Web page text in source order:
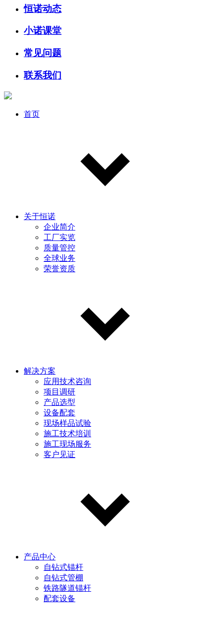
恒诺动态
小诺课堂
常见问题
联系我们
首页
关于恒诺
企业简介
工厂实览
质量管控
全球业务
荣誉资质
解决方案
应用技术咨询
项目调研
产品选型
设备配套
现场样品试验
施工技术培训
施工现场服务
客户见证
产品中心
自钻式锚杆
自钻式管棚
铁路隧道锚杆
配套设备